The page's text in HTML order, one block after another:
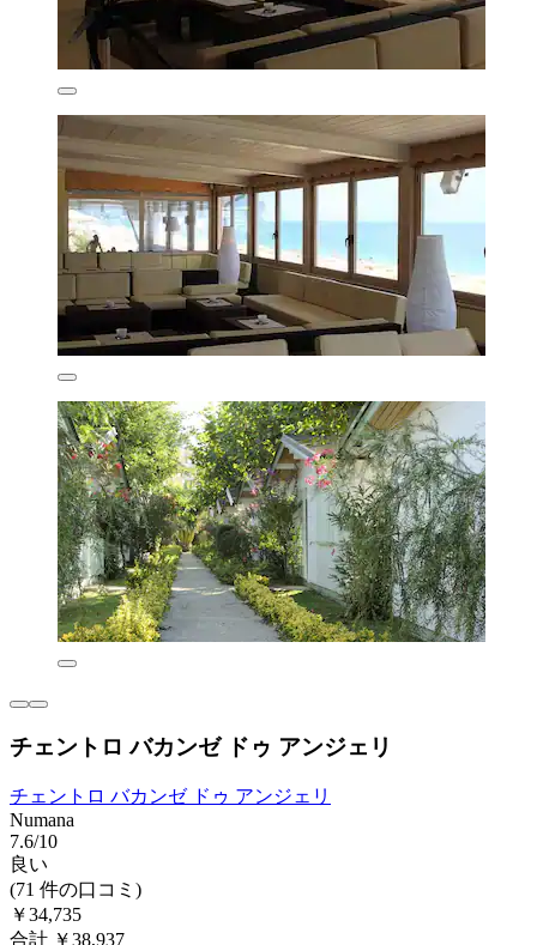
チェントロ バカンゼ ドゥ アンジェリ
チェントロ バカンゼ ドゥ アンジェリ
Numana
7.6/10
良い
(71 件の口コミ)
￥34,735
合計 ￥38,937